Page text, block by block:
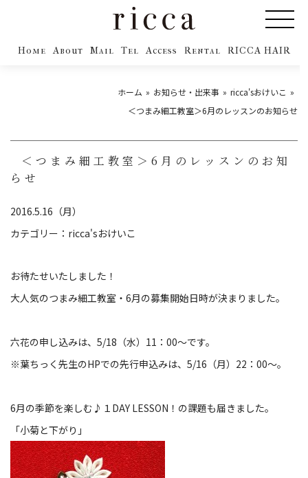
Home About Mail Tel Access Rental RICCA HAIR
ホーム お知らせ・出来事
ricca'sおけいこ
＜つまみ細工教室＞6月のレッスンのお知らせ
＜つまみ細工教室＞6月のレッスンのお知
らせ
2016.5.16（月）
カテゴリー： ricca'sおけいこ
お待たせいたしました！
大人気のつまみ細工教室・6月の募集開始日時が決まりました。
六花の申し込みは、5/18（水）11：00～です。
※葉ちっく先生のHPでの先行申込みは、5/16（月）22：00～。
6月の季節を楽しむ♪１DAY LESSON！の課題も届きました。
「小菊と下がり」